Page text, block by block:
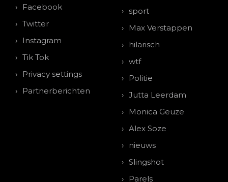
Facebook
Twitter
Instagram
Tik Tok
Privacy settings
Partnerberichten
sport
Max Verstappen
hilarisch
wtf
Politie
Jutta Leerdam
Monica Geuze
Alex Soze
nieuws
Slingshot
Parels